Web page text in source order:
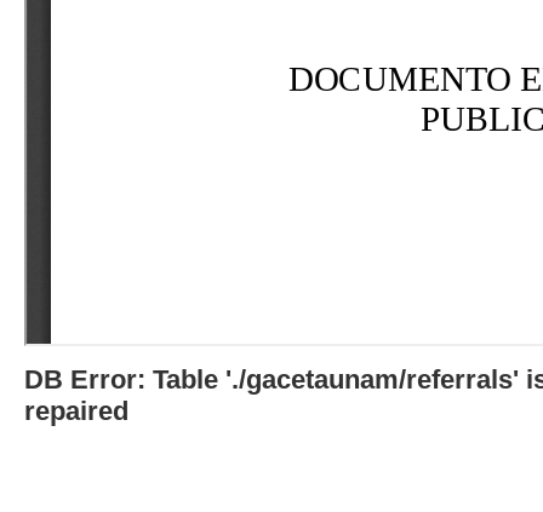
DB Error: Table './gacetaunam/referrals'
repaired